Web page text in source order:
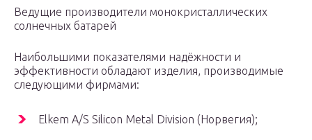
Ведущие производители монокристаллических
солнечных батарей
Наибольшими показателями надёжности и
эффективности обладают изделия, производимые
следующими фирмами:
Elkem A/S Silicon Metal Division (Норвегия);